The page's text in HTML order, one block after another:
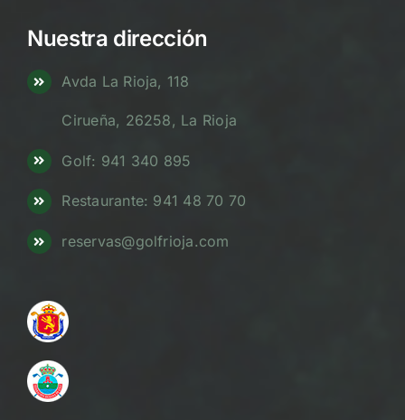
Nuestra dirección
Avda La Rioja, 118
Cirueña, 26258, La Rioja
Golf: 941 340 895
Restaurante: 941 48 70 70
reservas@golfrioja.com